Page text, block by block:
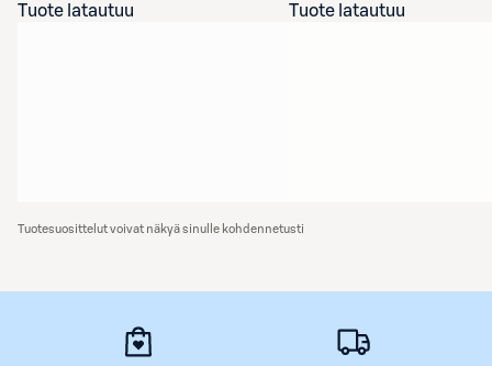
Tuote latautuu
Tuote latautuu
Tuotesuosittelut voivat näkyä sinulle kohdennetusti